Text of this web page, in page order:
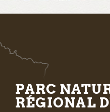
PARC
RÉGIONAL